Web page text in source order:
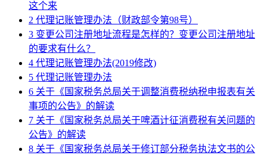
这个来
2 代理记账管理办法（财政部令第98号）
3 变更公司注册地址流程是怎样的？变更公司注册地址
的要求有什么？
4 代理记账管理办法(2019修改)
5 代理记账管理办法
6 关于《国家税务总局关于调整消费税纳税申报表有关
事项的公告》的解读
7 关于《国家税务总局关于啤酒计征消费税有关问题的
公告》的解读
8 关于《国家税务总局关于修订部分税务执法文书的公